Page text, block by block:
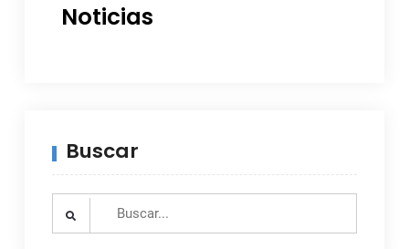
Noticias
Buscar
Search